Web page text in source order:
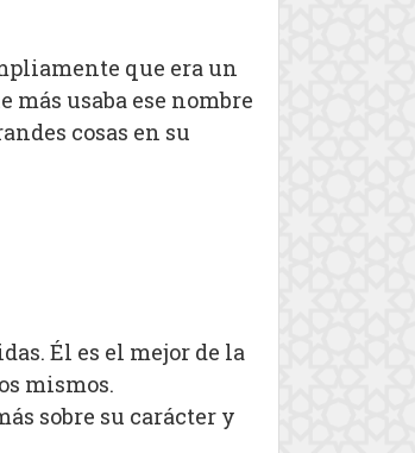
que era un
usaba ese nombre
cosas en su
Él es el mejor de la
mismos.
sobre su carácter y